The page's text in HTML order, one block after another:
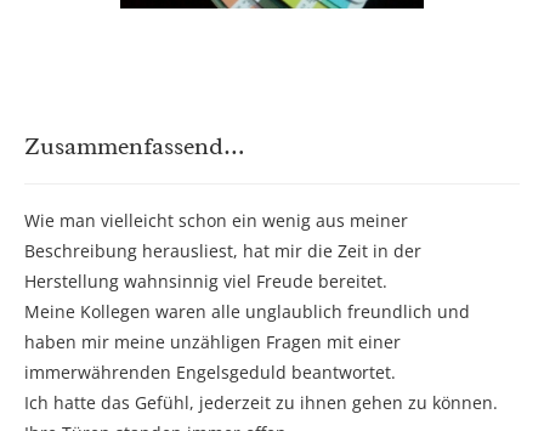
Zusammenfassend…
Wie man vielleicht schon ein wenig aus meiner
Beschreibung herausliest, hat mir die Zeit in der
Herstellung wahnsinnig viel Freude bereitet.
Meine Kollegen waren alle unglaublich freundlich und
haben mir meine unzähligen Fragen mit einer
immerwährenden Engelsgeduld beantwortet.
Ich hatte das Gefühl, jederzeit zu ihnen gehen zu können.